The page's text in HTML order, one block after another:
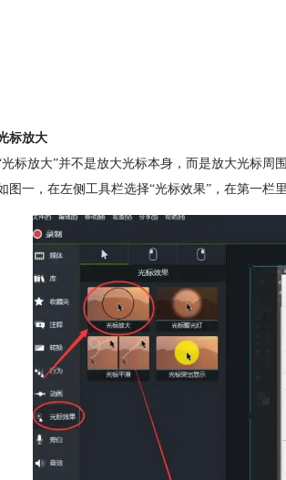
标放大
光标放大”并不是放大光标本身，而是放大光标周
图一，在左侧工具栏选择“光标效果”，在第一栏